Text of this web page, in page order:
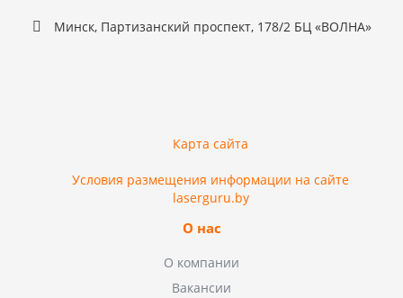
Минск, Партизанский проспект, 178/2 БЦ «ВОЛНА»
Карта сайта
Условия размещения информации на сайте
laserguru.by
О нас
О компании
Вакансии